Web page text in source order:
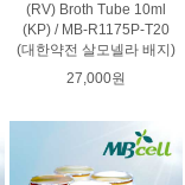
(RV) Broth Tube 10ml
(KP) / MB-R1175P-T20
(대한약전 살모넬라 배지)
27,000원